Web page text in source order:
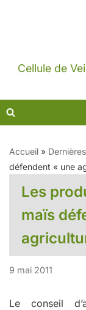
contenu
Cellule de
Accueil »
défendent « une
Les
maïs
9 mai 2011
Le conseil